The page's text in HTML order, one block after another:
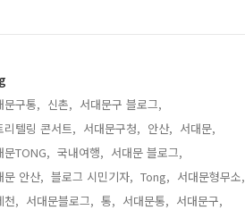
문구통, 신촌, 서대문구 블로그,
리텔링 콘서트, 서대문구청, 안산, 서대문,
문TONG, 국내여행, 서대문 블로그,
문 안산, 블로그 시민기자, Tong, 서대문형무소,
천, 서대문블로그, 통, 서대문통, 서대문구,